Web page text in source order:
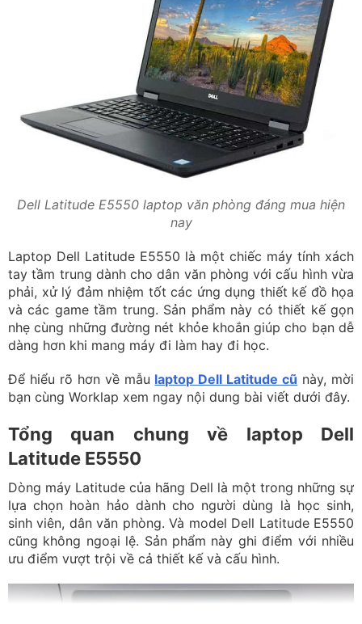
Dell Latitude E5550 laptop văn phòng đáng mua hiện
nay
Laptop Dell Latitude E5550 là một chiếc máy tính xách
tay tầm trung dành cho dân văn phòng với cấu hình vừa
phải, xử lý đảm nhiệm tốt các ứng dụng thiết kế đồ họa
và các game tầm trung. Sản phẩm này có thiết kế gọn
nhẹ cùng những đường nét khỏe khoắn giúp cho bạn dễ
dàng hơn khi mang máy đi làm hay đi học.
Để hiểu rõ hơn về mẫu laptop Dell Latitude cũ này, mời
bạn cùng Worklap xem ngay nội dung bài viết dưới đây.
Tổng quan chung về laptop Dell
Latitude E5550
Dòng máy Latitude của hãng Dell là một trong những sự
lựa chọn hoàn hảo dành cho người dùng là học sinh,
sinh viên, dân văn phòng. Và model Dell Latitude E5550
cũng không ngoại lệ. Sản phẩm này ghi điểm với nhiều
ưu điểm vượt trội về cả thiết kế và cấu hình.